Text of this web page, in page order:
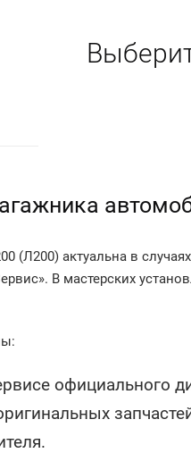
(Л200) актуальна в
В мастерских
официального